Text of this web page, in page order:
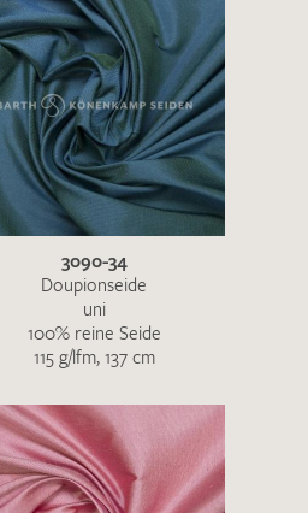
3090-34
Doupionseide
uni
100% reine Seide
115 g/lfm, 137 cm